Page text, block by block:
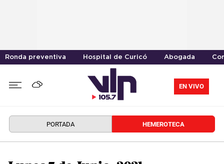
Ronda preventiva Hospital de Curicó Abogada
EN VIVO
PORTADA HEMEROTECA